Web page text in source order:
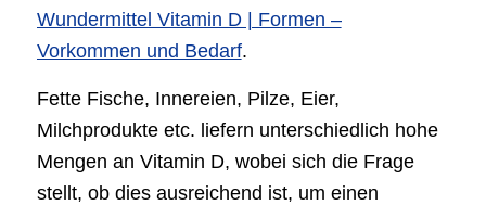
Wundermittel Vitamin D | Formen –
Vorkommen und Bedarf.
Fette Fische, Innereien, Pilze, Eier,
Milchprodukte etc. liefern unterschiedlich hohe
Mengen an Vitamin D, wobei sich die Frage
stellt, ob dies ausreichend ist, um einen